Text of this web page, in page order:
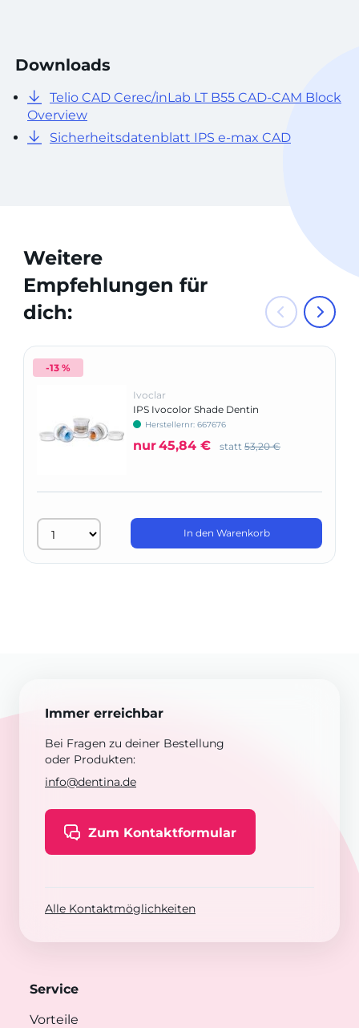
Downloads
Telio CAD Cerec/inLab LT B55 CAD-CAM Block
Overview
Sicherheitsdatenblatt IPS e-max CAD
Weitere
Empfehlungen für
dich:
-13 %
Ivoclar
IPS Ivocolor Shade Dentin
Herstellernr: 667676
nur45,84 € statt 53,20 €
In den Warenkorb
Immer erreichbar
Bei Fragen zu deiner Bestellung
oder Produkten:
info@dentina.de
Zum Kontaktformular
Alle Kontaktmöglichkeiten
Service
Vorteile